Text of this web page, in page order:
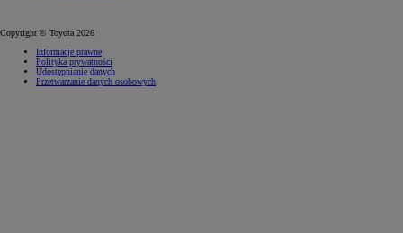
Copyright © Toyota 2026
Informacje prawne
Polityka prywatności
Udostępnianie danych
Przetwarzanie danych osobowych